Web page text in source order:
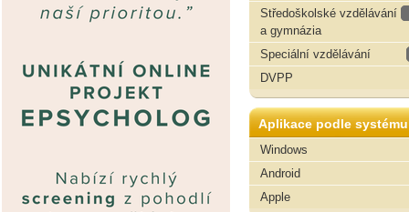
Středoškolské vzdělávání
a gymnázia
Speciální vzdělávání
DVPP
Aplikace podle systému
Windows
Android
Apple